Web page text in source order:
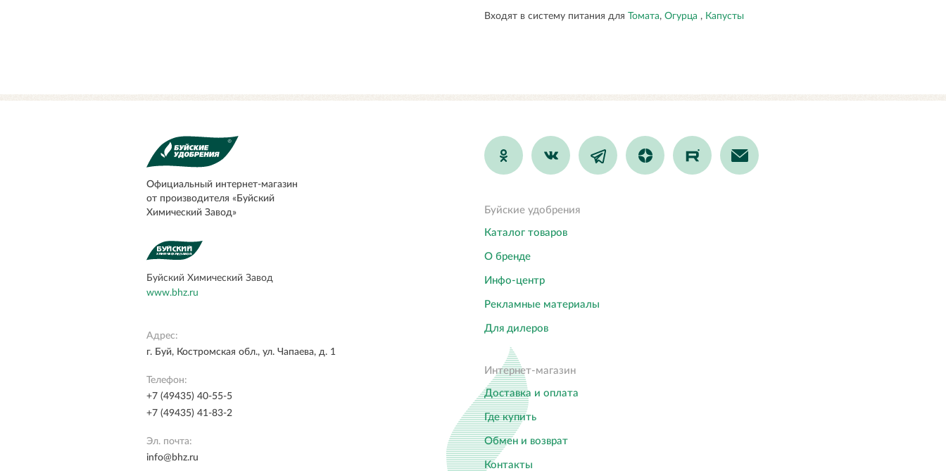
Входят в систему питания для Томата, Огурца , Капусты
Официальный интернет-магазин
от производителя «Буйский
Химический Завод»
Буйский Химический Завод
www.bhz.ru
Адрес:
г. Буй, Костромская обл., ул. Чапаева, д. 1
Телефон:
+7 (49435) 40-55-5
+7 (49435) 41-83-2
Эл. почта:
info@bhz.ru
Буйские удобрения
Каталог товаров
О бренде
Инфо-центр
Рекламные материалы
Для дилеров
Интернет-магазин
Доставка и оплата
Где купить
Обмен и возврат
Контакты